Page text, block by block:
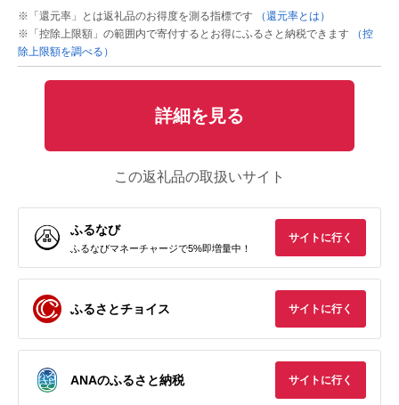
※「還元率」とは返礼品のお得度を測る指標です
（還元率とは）
※「控除上限額」の範囲内で寄付するとお得にふるさと納税できます
（控
除上限額を調べる）
詳細を見る
この返礼品の取扱いサイト
ふるなび
ふるなびマネーチャージで5%即増量中！
サイトに行く
ふるさとチョイス サイトに行く
ANAのふるさと納税 サイトに行く